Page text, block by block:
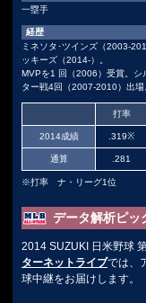
一塁手
経歴
ミネソタ･ツインズ（2003-
ッキーズ（2014-）。
MVPを1 回（2006）受賞。シ
ター戦4回（2007-2010）出場
打率
2014成績 .319※
通算 .281
※打率 ナ・リーグ1位
データ解析ピッ
2014 SUZUKI 日米野球
ターネットライブでは、
球中継をお届けします。